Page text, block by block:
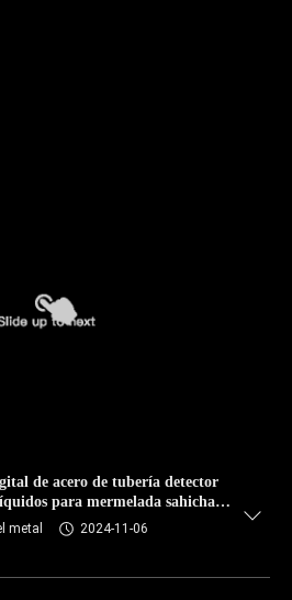
de acero de tubería detector
para mermelada sahicha
de sahicha de carne
metal
2024-11-06